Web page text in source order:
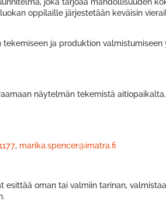
oppilaille järjestetään keväisin
ja produktion
näytelmän tekemistä
177, marika.spencer@imatra.fi
oman tai valmiin tarinan,